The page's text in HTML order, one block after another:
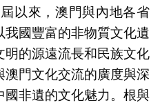
以來，澳門與內地各省
國豐富的非物質文化遺
明的源遠流長和民族文化
門文化交流的廣度與深
國非遺的文化魅力。根與